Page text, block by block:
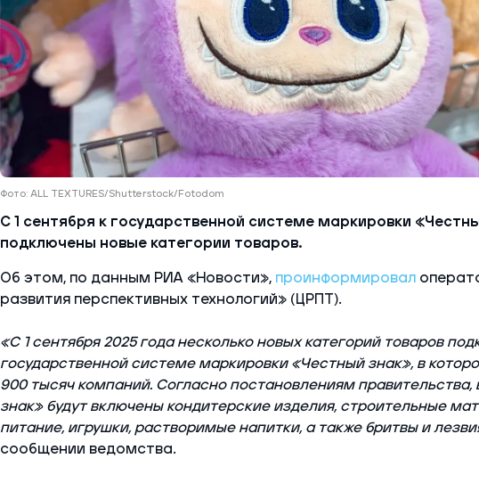
Фото: ALL TEXTURES/Shutterstock/Fotodom
С 1 сентября к государственной системе маркировки
подключены новые категории товаров.
Об этом, по данным РИА «Новости», проинформировал
развития перспективных технологий» (ЦРПТ).
«С 1 сентября 2025 года несколько новых категорий товаров
государственной системе маркировки «Честный знак», в
900 тысяч компаний. Согласно постановлениям
знак» будут включены кондитерские изделия, строительные
питание, игрушки, растворимые напитки, а также бритвы и
сообщении ведомства.